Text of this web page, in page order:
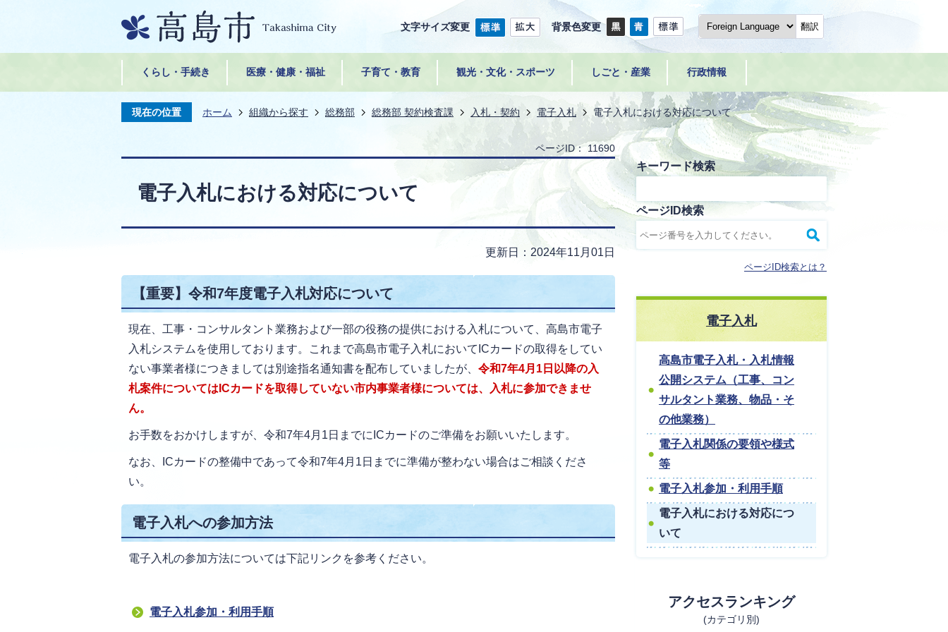
文字サイズ変更 背景色変更 翻訳
くらし・手続き 医療・健康・福祉 子育て・教育 観光・文化・スポーツ しごと・産業 行政情報
現在の位置 ホーム 組織から探す 総務部 総務部 契約検査課 入札・契約 電子入札 電子入札における対応について
ページID： 11690
電子入札における対応について
更新日：2024年11月01日
【重要】令和7年度電子入札対応について
現在、工事・コンサルタント業務および一部の役務の提供における入札について、高島市電子
入札システムを使用しております。これまで高島市電子入札においてICカードの取得をしてい
ない事業者様につきましては別途指名通知書を配布していましたが、 令和7年4月1日以降の入
札案件についてはICカードを取得していない市内事業者様については、入札に参加できませ
ん。
お手数をおかけしますが、令和7年4月1日までにICカードのご準備をお願いいたします。
なお、ICカードの整備中であって令和7年4月1日までに準備が整わない場合はご相談くださ
い。
電子入札への参加方法
電子入札の参加方法については下記リンクを参考ください。
電子入札参加・利用手順
キーワード検索
ページID検索
ページID検索とは？
電子入札
高島市電子入札・入札情報
公開システム（工事、コン
サルタント業務、物品・そ
の他業務）
電子入札関係の要領や様式
等
電子入札参加・利用手順
電子入札における対応につ
いて
アクセスランキング
(カテゴリ別)